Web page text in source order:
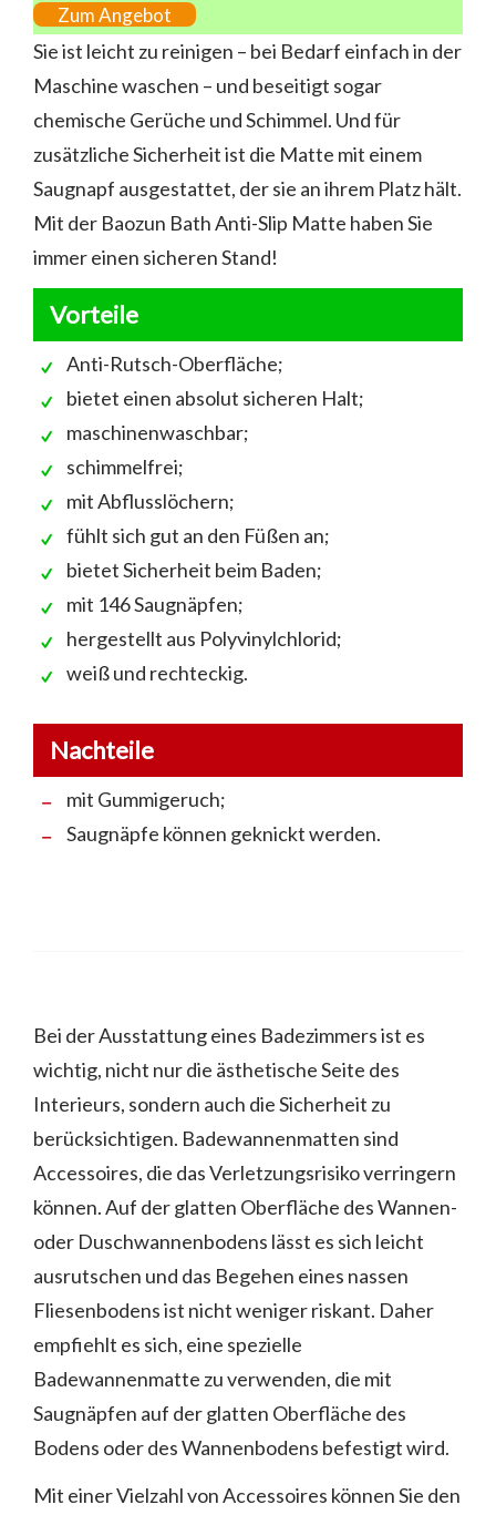
Zum Angebot
Sie ist leicht zu reinigen – bei Bedarf einfach in der
Maschine waschen – und beseitigt sogar
chemische Gerüche und Schimmel. Und für
zusätzliche Sicherheit ist die Matte mit einem
Saugnapf ausgestattet, der sie an ihrem Platz hält.
Mit der Baozun Bath Anti-Slip Matte haben Sie
immer einen sicheren Stand!
Vorteile
Anti-Rutsch-Oberfläche;
bietet einen absolut sicheren Halt;
maschinenwaschbar;
schimmelfrei;
mit Abflusslöchern;
fühlt sich gut an den Füßen an;
bietet Sicherheit beim Baden;
mit 146 Saugnäpfen;
hergestellt aus Polyvinylchlorid;
weiß und rechteckig.
Nachteile
mit Gummigeruch;
Saugnäpfe können geknickt werden.
Bei der Ausstattung eines Badezimmers ist es
wichtig, nicht nur die ästhetische Seite des
Interieurs, sondern auch die Sicherheit zu
berücksichtigen. Badewannenmatten sind
Accessoires, die das Verletzungsrisiko verringern
können. Auf der glatten Oberfläche des Wannen-
oder Duschwannenbodens lässt es sich leicht
ausrutschen und das Begehen eines nassen
Fliesenbodens ist nicht weniger riskant. Daher
empfiehlt es sich, eine spezielle
Badewannenmatte zu verwenden, die mit
Saugnäpfen auf der glatten Oberfläche des
Bodens oder des Wannenbodens befestigt wird.
Mit einer Vielzahl von Accessoires können Sie den